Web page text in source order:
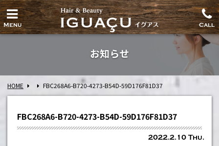
Menu Call
お知らせ
HOME FBC268A6-B720-4273-B54D-59D176F81D37
FBC268A6-B720-4273-B54D-59D176F81D37
2022.2.10 Thu.